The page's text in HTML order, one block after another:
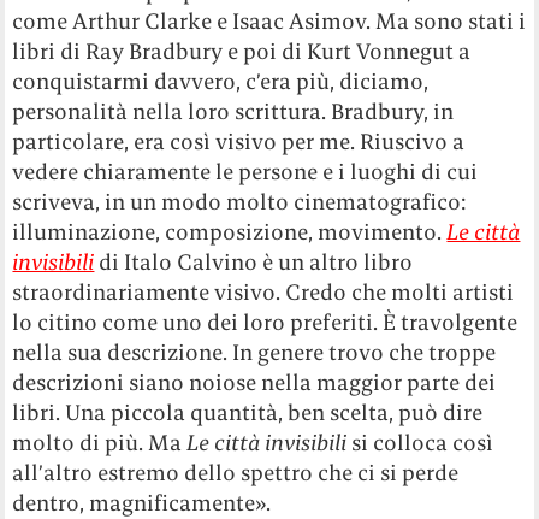
come Arthur Clarke e Isaac Asimov. Ma sono stati i
libri di Ray Bradbury e poi di Kurt Vonnegut a
conquistarmi davvero, c’era più, diciamo,
personalità nella loro scrittura. Bradbury, in
particolare, era così visivo per me. Riuscivo a
vedere chiaramente le persone e i luoghi di cui
scriveva, in un modo molto cinematografico:
illuminazione, composizione, movimento.Le città
invisibili di Italo Calvino è un altro libro
straordinariamente visivo. Credo che molti artisti
lo citino come uno dei loro preferiti. È travolgente
nella sua descrizione. In genere trovo che troppe
descrizioni siano noiose nella maggior parte dei
libri. Una piccola quantità, ben scelta, può dire
molto di più. MaLe città invisibili si colloca così
all’altro estremo dello spettro che ci si perde
dentro, magnificamente».